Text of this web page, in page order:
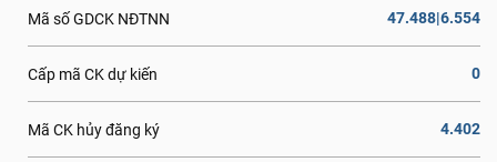
Mã số GDCK NĐTNN 47.488|6.554
Cấp mã CK dự kiến 0
Mã CK hủy đăng ký 4.402